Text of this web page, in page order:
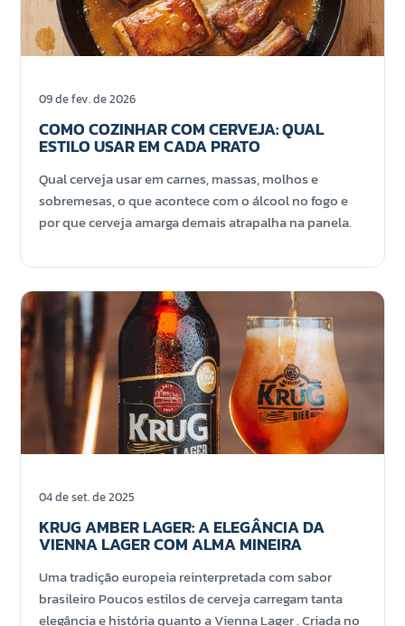
09 de fev. de 2026
COMO COZINHAR COM CERVEJA: QUAL
ESTILO USAR EM CADA PRATO
Qual cerveja usar em carnes, massas, molhos e
sobremesas, o que acontece com o álcool no fogo e
por que cerveja amarga demais atrapalha na panela.
04 de set. de 2025
KRUG AMBER LAGER: A ELEGÂNCIA DA
VIENNA LAGER COM ALMA MINEIRA
Uma tradição europeia reinterpretada com sabor
brasileiro Poucos estilos de cerveja carregam tanta
elegância e história quanto a Vienna Lager . Criada no